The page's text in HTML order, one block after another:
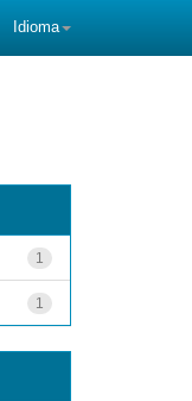
Idioma
1
1